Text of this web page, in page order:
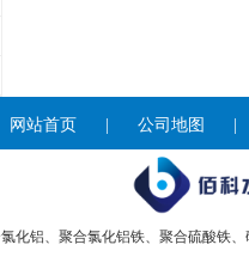
网站首页 公司地图
化铝、聚合氯化铝铁、聚合硫酸铁